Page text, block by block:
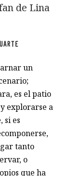
de Lina
un
es el patio
explorarse a
si es
tanto
o
que ha